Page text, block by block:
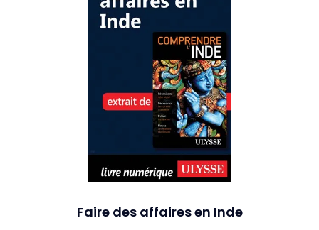
Faire des affaires en Inde